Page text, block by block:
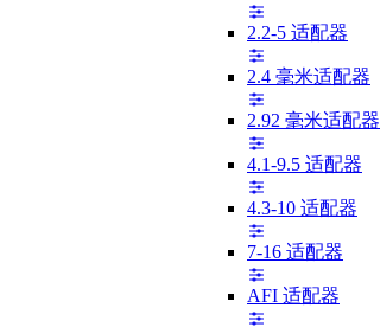
2.2-5 适配器
2.4 毫米适配器
2.92 毫米适配器
4.1-9.5 适配器
4.3-10 适配器
7-16 适配器
AFI 适配器